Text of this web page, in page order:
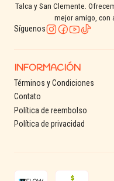
Talca y San Clemente.
mejor amigo, con
Síguenos
INFORMACIÓN
Términos y Condiciones
Contato
Política de reembolso
Política de privacidad